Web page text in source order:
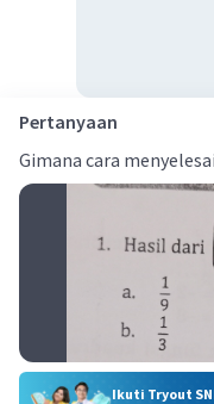
Pertanyaan
Gimana cara
Ikuti Tryout